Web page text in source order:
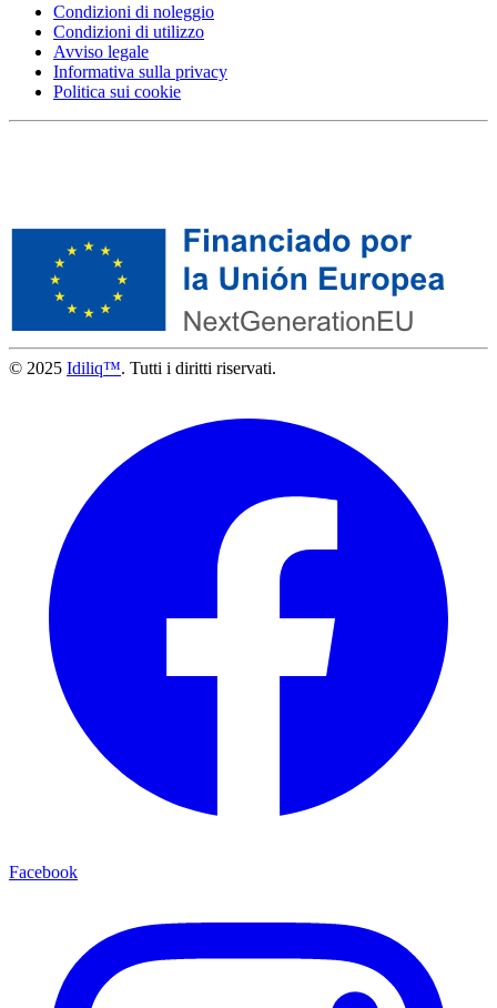
Condizioni di noleggio
Condizioni di utilizzo
Avviso legale
Informativa sulla privacy
Politica sui cookie
© 2025 Idiliq™. Tutti i diritti riservati.
Facebook